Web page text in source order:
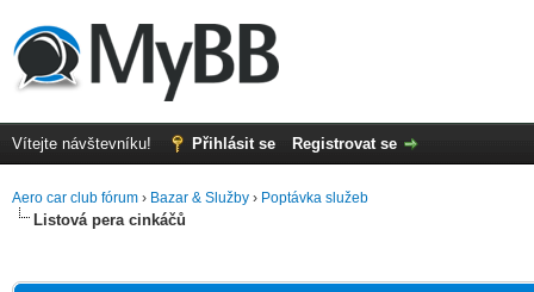
Vítejte návštevníku! Přihlásit se Registrovat se
Aero car club fórum › Bazar & Služby › Poptávka služeb
Listová pera cinkáčů